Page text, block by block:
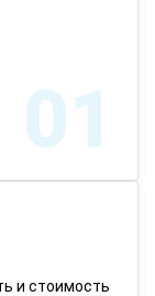
01
и стоимость